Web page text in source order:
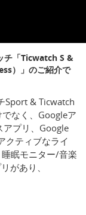
チ「Ticwatch S &
）」のご紹介で
Sport & Ticwatch
なく、Googleア
アプリ、Google
クティブなライ
眠モニター/音楽
があり、